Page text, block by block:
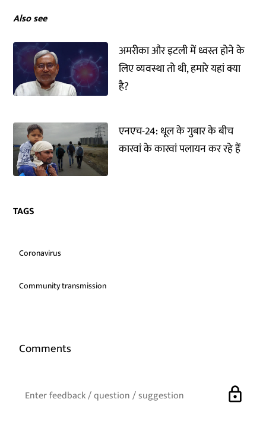
Also see
अमरीका और इटली में ध्वस्त होने के
लिए व्यवस्था तो थी, हमारे यहां क्या
है?
एनएच-24: धूल के गुबार के बीच
कारवां के कारवां पलायन कर रहे हैं
TAGS
Coronavirus
Community transmission
Comments
lock